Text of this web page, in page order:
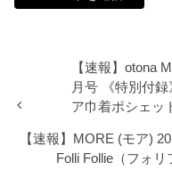
【速報】otona
月号 《特別付
ア巾着ポシェッ
【速報】MORE (モア)
Folli Follie（フォ